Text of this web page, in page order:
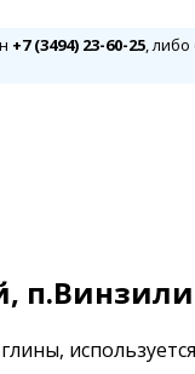
+7 (3494) 23-60-25,
п.Винзили